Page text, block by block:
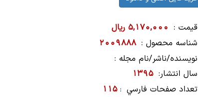
قیمت : 5,170,000 ریال
شناسه محصول : 2009888
نویسنده/ناشر/نام مجله :
سال انتشار: 1395
تعداد صفحات فارسي :
115